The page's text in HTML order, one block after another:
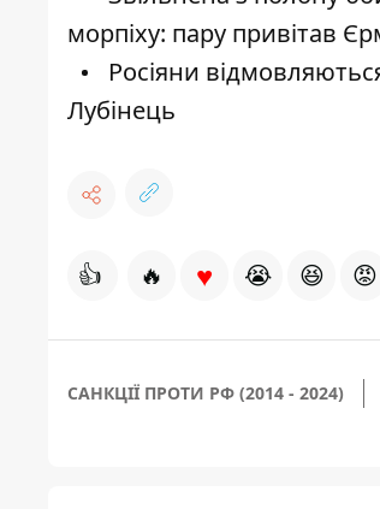
морпіху: пару привітав
Росіяни
Лубінець
👍 🔥 ♥ 😭 😆 😡
САНКЦІЇ ПРОТИ РФ (2014 - 2024)